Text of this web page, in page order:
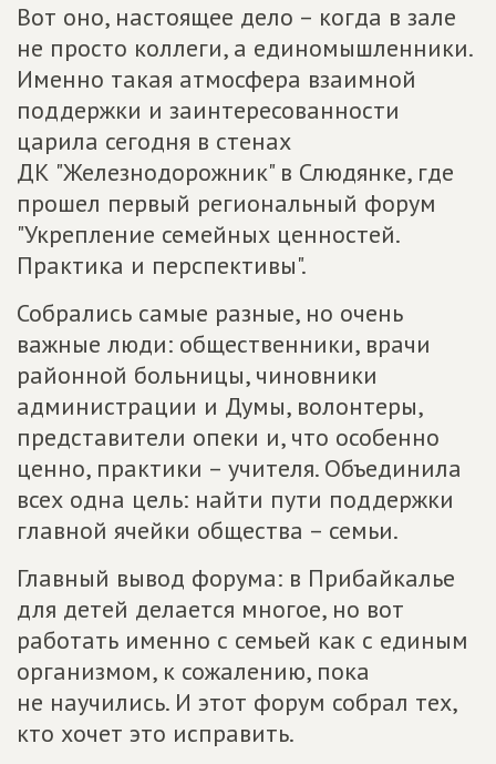
Вот оно, настоящее дело – когда в зале
не просто коллеги, а единомышленники.
Именно такая атмосфера взаимной
поддержки и заинтересованности
царила сегодня в стенах
ДК "Железнодорожник" в Слюдянке, где
прошел первый региональный форум
"Укрепление семейных ценностей.
Практика и перспективы".
Собрались самые разные, но очень
важные люди: общественники, врачи
районной больницы, чиновники
администрации и Думы, волонтеры,
представители опеки и, что особенно
ценно, практики – учителя. Объединила
всех одна цель: найти пути поддержки
главной ячейки общества – семьи.
Главный вывод форума: в Прибайкалье
для детей делается многое, но вот
работать именно с семьей как с единым
организмом, к сожалению, пока
не научились. И этот форум собрал тех,
кто хочет это исправить.